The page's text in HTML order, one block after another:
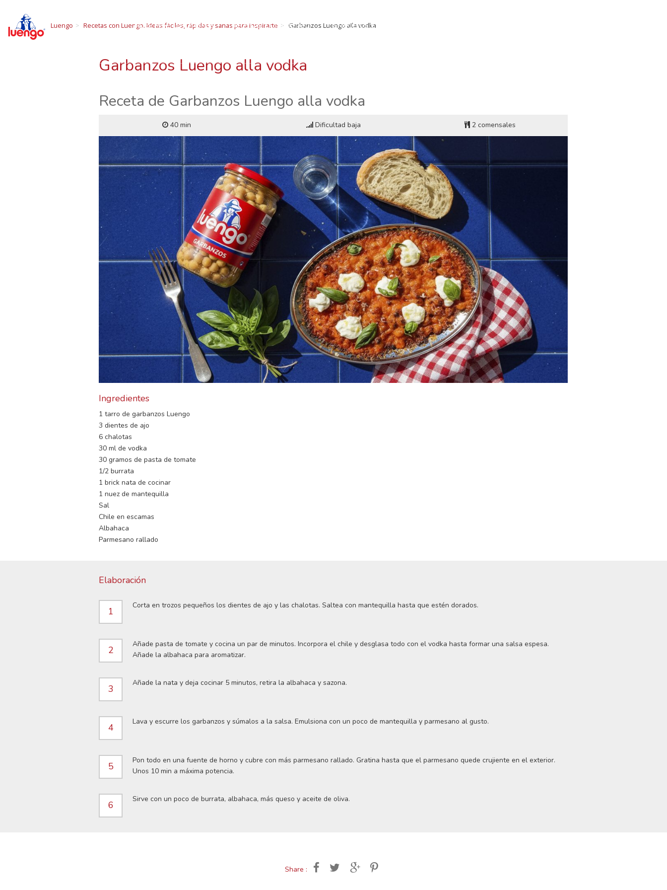
content
NUESTRAS LEGUMBRES RECETAS CON LUENGO TIEMPOS DE COCCIÓN
Luengo Recetas con Luengo. Ideas fáciles, rápidas y sanas para inspirarte Garbanzos Luengo alla vodka
Garbanzos Luengo alla vodka
Receta de Garbanzos Luengo alla vodka
40 min Dificultad baja 2 comensales
Ingredientes
1 tarro de garbanzos Luengo
3 dientes de ajo
6 chalotas
30 ml de vodka
30 gramos de pasta de tomate
1/2 burrata
1 brick nata de cocinar
1 nuez de mantequilla
Sal
Chile en escamas
Albahaca
Parmesano rallado
Elaboración
1
Corta en trozos pequeños los dientes de ajo y las chalotas. Saltea con mantequilla hasta que estén dorados.
2
Añade pasta de tomate y cocina un par de minutos. Incorpora el chile y desglasa todo con el vodka hasta formar una salsa espesa.
Añade la albahaca para aromatizar.
3
Añade la nata y deja cocinar 5 minutos, retira la albahaca y sazona.
4
Lava y escurre los garbanzos y súmalos a la salsa. Emulsiona con un poco de mantequilla y parmesano al gusto.
5
Pon todo en una fuente de horno y cubre con más parmesano rallado. Gratina hasta que el parmesano quede crujiente en el exterior.
Unos 10 min a máxima potencia.
6
Sirve con un poco de burrata, albahaca, más queso y aceite de oliva.
Share :